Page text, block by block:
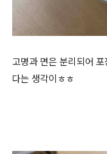
고명과 면은 분리되어
다는 생각이ㅎㅎ